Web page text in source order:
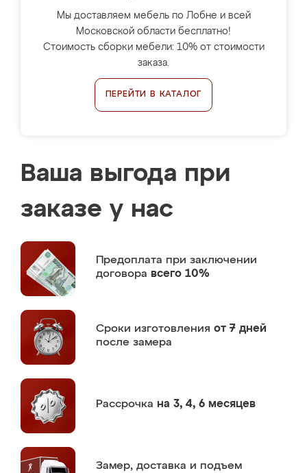
Мы доставляем мебель по Лобне и всей
Московской области бесплатно!
Стоимость сборки мебели: 10% от стоимости
заказа.
ПЕРЕЙТИ В КАТАЛОГ
Ваша выгода при
заказе у нас
Предоплата при заключении
договора всего 10%
Сроки изготовления от 7 дней
после замера
Рассрочка на 3, 4, 6 месяцев
Замер, доставка и подъем